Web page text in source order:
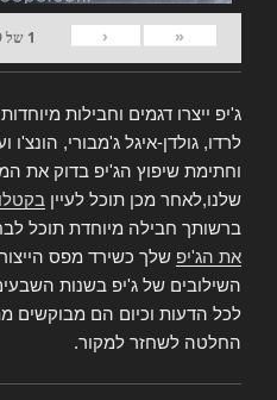
«
‹
1 של
ג'יפ ייצרו דגמים וחבילות
לרדו, גולדן-איגל ג'מבורי,
וחתימת שיפוץ הג'יפ בדוק את
שלנו,לאחר מכן תוכל לעיין
ברשותך חבילה מיוחדת תוכל
את הג'יפ שלך כשירד מפס
השילובים של ג'יפ בשנות
לכל הדעות וכיום הם מבוקשים
החלטה לשחזר למקור.